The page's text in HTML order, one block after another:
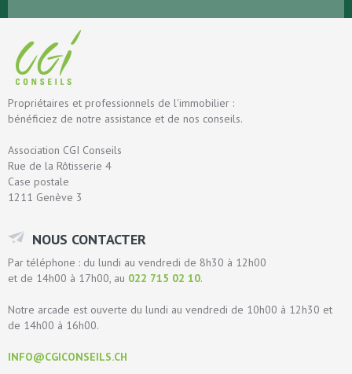
Propriétaires et professionnels de l'immobilier :
bénéficiez de notre assistance et de nos conseils.
Association CGI Conseils
Rue de la Rôtisserie 4
Case postale
1211 Genève 3
NOUS CONTACTER
Par téléphone : du lundi au vendredi de 8h30 à 12h00
et de 14h00 à 17h00, au 022 715 02 10.
Notre arcade est ouverte du lundi au vendredi de 10h00 à 12h30 et
de 14h00 à 16h00.
INFO@CGICONSEILS.CH